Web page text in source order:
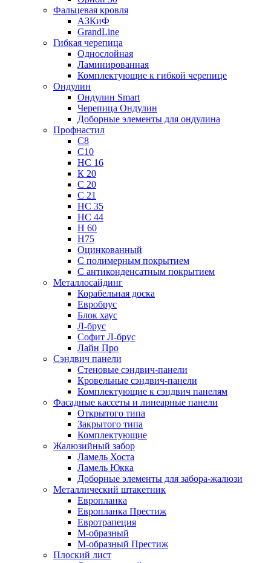
Фальцевая кровля
АЗКиФ
GrandLine
Гибкая черепица
Однослойная
Ламинированная
Комплектующие к гибкой черепице
Ондулин
Ондулин Smart
Черепица Ондулин
Доборные элементы для ондулина
Профнастил
С8
С10
НС 16
К 20
С 20
С 21
НС 35
НС 44
Н 60
Н75
Оцинкованный
С полимерным покрытием
С антиконденсатным покрытием
Металлосайдинг
Корабельная доска
Евробрус
Блок хаус
Л-брус
Софит Л-брус
Лайн Про
Сэндвич панели
Стеновые сэндвич-панели
Кровельные сэндвич-панели
Комплектующие к сэндвич панелям
Фасадные кассеты и линеарные панели
Открытого типа
Закрытого типа
Комплектующие
Жалюзийный забор
Ламель Хоста
Ламель Юкка
Доборные элементы для забора-жалюзи
Металлический штакетник
Европланка
Европланка Престиж
Евротрапеция
М-образный
М-образный Престиж
Плоский лист